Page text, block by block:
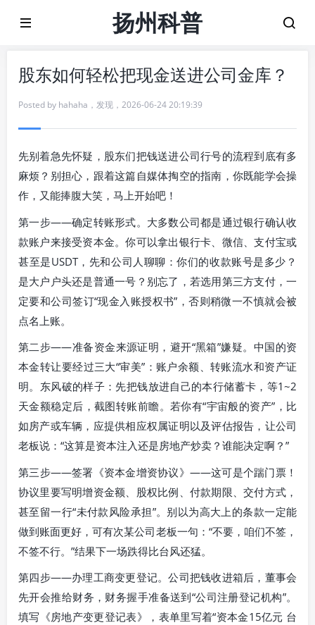
扬州科普
股东如何轻松把现金送进公司金库？
Posted by hahaha ， 发现 ， 2026-06-24 20:19:39
先别着急先怀疑，股东们把钱送进公司行号的流程到底有多
麻烦？别担心，跟着这篇自媒体掏空的指南，你既能学会操
作，又能捧腹大笑，马上开始吧！
第一步——确定转账形式。大多数公司都是通过银行确认收
款账户来接受资本金。你可以拿出银行卡、微信、支付宝或
甚至是USDT，先和公司人聊聊：你们的收款账号是多少？
是大户户头还是普通一号？别忘了，若选用第三方支付，一
定要和公司签订“现金入账授权书”，否则稍微一不慎就会被
点名上账。
第二步——准备资金来源证明，避开“黑箱”嫌疑。中国的资
本金转让要经过三大“审美”：账户余额、转账流水和资产证
明。东风破的样子：先把钱放进自己的本行储蓄卡，等1~2
天金额稳定后，截图转账前瞻。若你有“宇宙般的资产”，比
如房产或车辆，应提供相应权属证明以及评估报告，让公司
老板说：“这算是资本注入还是房地产炒卖？谁能决定啊？”
第三步——签署《资本金增资协议》——这可是个踹门票！
协议里要写明增资金额、股权比例、付款期限、交付方式，
甚至留一行“未付款风险承担”。别以为高大上的条款一定能
做到账面更好，可有次某公司老板一句：“不要，咱们不签，
不签不行。”结果下一场跌得比台风还猛。
第四步——办理工商变更登记。公司把钱收进箱后，董事会
先开会推给财务，财务握手准备送到“公司注册登记机构”。
填写《房地产变更登记表》，表单里写着“资本金15亿元 台